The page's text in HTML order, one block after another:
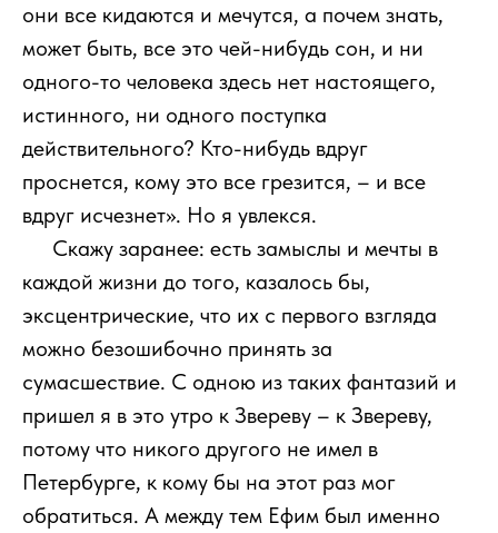
они все кидаются и мечутся, а почем знать,
может быть, все это чей-нибудь сон, и ни
одного-то человека здесь нет настоящего,
истинного, ни одного поступка
действительного? Кто-нибудь вдруг
проснется, кому это все грезится, – и все
вдруг исчезнет». Но я увлекся.
Скажу заранее: есть замыслы и мечты в
каждой жизни до того, казалось бы,
эксцентрические, что их с первого взгляда
можно безошибочно принять за
сумасшествие. С одною из таких фантазий и
пришел я в это утро к Звереву – к Звереву,
потому что никого другого не имел в
Петербурге, к кому бы на этот раз мог
обратиться. А между тем Ефим был именно